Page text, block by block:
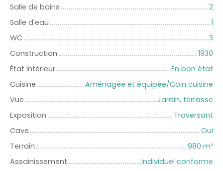
Salle de bains
2
Salle d'eau
1
WC
3
Construction
1930
État intérieur
En bon état
Cuisine
Aménagée et équipée/Coin cuisine
Vue
Jardin, terrasse
Exposition
Traversant
Cave
Oui
Terrain
980 m²
Assainissement
Individuel conforme